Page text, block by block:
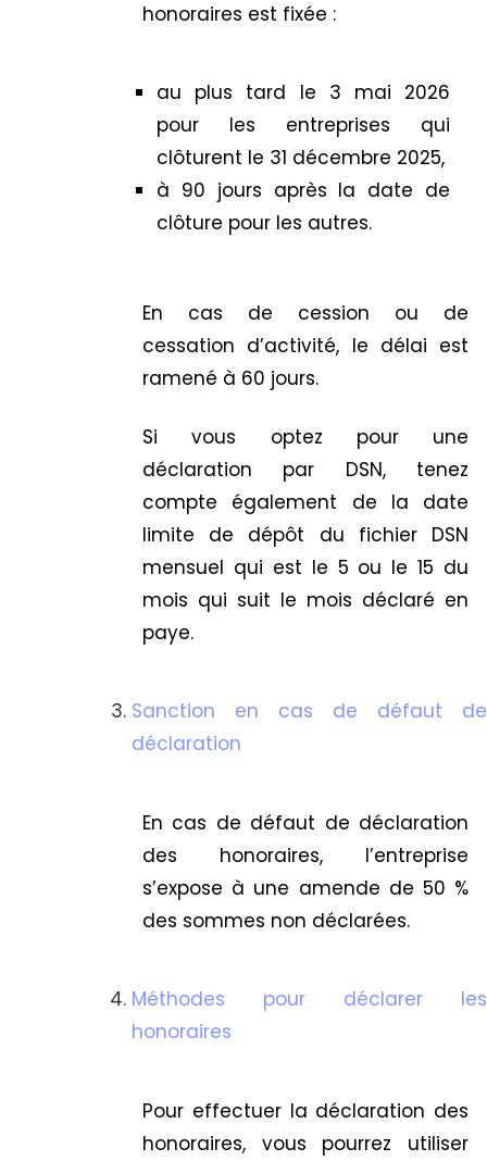
honoraires est fixée :
au plus tard le 3 mai 2026
pour les entreprises qui
clôturent le 31 décembre 2025,
à 90 jours après la date de
clôture pour les autres.
En cas de cession ou de
cessation d’activité, le délai est
ramené à 60 jours.
Si vous optez pour une
déclaration par DSN, tenez
compte également de la date
limite de dépôt du fichier DSN
mensuel qui est le 5 ou le 15 du
mois qui suit le mois déclaré en
paye.
Sanction en cas de défaut de
déclaration
En cas de défaut de déclaration
des honoraires, l’entreprise
s’expose à une amende de 50 %
des sommes non déclarées.
Méthodes pour déclarer les
honoraires
Pour effectuer la déclaration des
honoraires, vous pourrez utiliser